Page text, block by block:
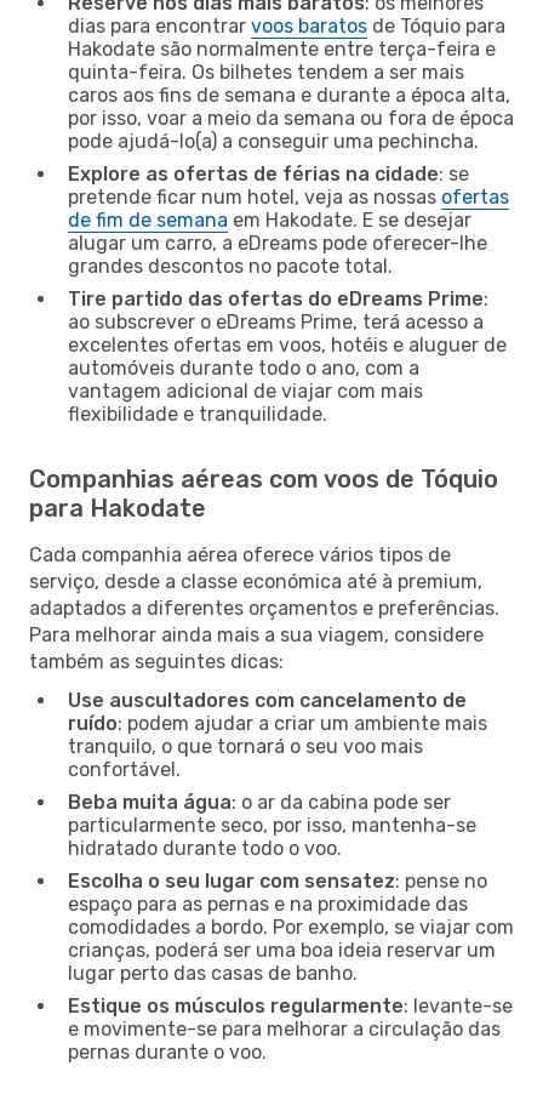
dias para encontrar voos baratos de Tóquio para
Hakodate são normalmente entre terça-feira e
quinta-feira. Os bilhetes tendem a ser mais
caros aos fins de semana e durante a época alta,
por isso, voar a meio da semana ou fora de época
pode ajudá-lo(a) a conseguir uma pechincha.
Explore as ofertas de férias na cidade: se
pretende ficar num hotel, veja as nossas ofertas
de fim de semana em Hakodate. E se desejar
alugar um carro, a eDreams pode oferecer-lhe
grandes descontos no pacote total.
Tire partido das ofertas do eDreams Prime:
ao subscrever o eDreams Prime, terá acesso a
excelentes ofertas em voos, hotéis e aluguer de
automóveis durante todo o ano, com a
vantagem adicional de viajar com mais
flexibilidade e tranquilidade.
Companhias aéreas com voos de Tóquio
para Hakodate
Cada companhia aérea oferece vários tipos de
serviço, desde a classe económica até à premium,
adaptados a diferentes orçamentos e preferências.
Para melhorar ainda mais a sua viagem, considere
também as seguintes dicas:
Use auscultadores com cancelamento de
ruído: podem ajudar a criar um ambiente mais
tranquilo, o que tornará o seu voo mais
confortável.
Beba muita água: o ar da cabina pode ser
particularmente seco, por isso, mantenha-se
hidratado durante todo o voo.
Escolha o seu lugar com sensatez: pense no
espaço para as pernas e na proximidade das
comodidades a bordo. Por exemplo, se viajar com
crianças, poderá ser uma boa ideia reservar um
lugar perto das casas de banho.
Estique os músculos regularmente: levante-se
e movimente-se para melhorar a circulação das
pernas durante o voo.